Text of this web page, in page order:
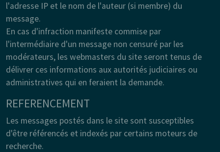
l'adresse IP et le nom de l'auteur (si membre) du
message.
En cas d'infraction manifeste commise par
l'intermédiaire d'un message non censuré par les
modérateurs, les webmasters du site seront tenus de
délivrer ces informations aux autorités judiciaires ou
administratives qui en feraient la demande.
REFERENCEMENT
Les messages postés dans le site sont susceptibles
d'être référencés et indexés par certains moteurs de
recherche.